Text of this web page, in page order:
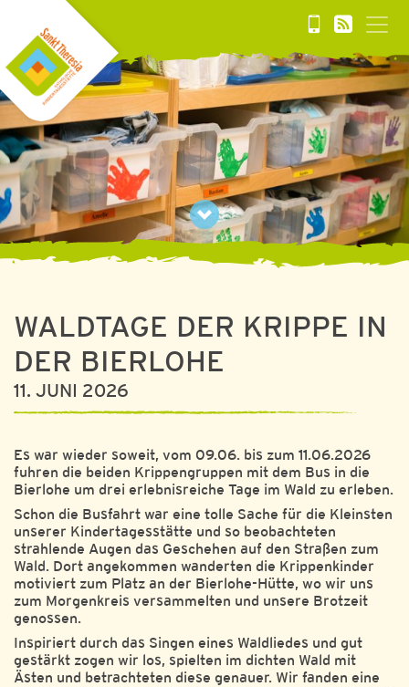
WALDTAGE DER KRIPPE IN
DER BIERLOHE
11. JUNI 2026
Es war wieder soweit, vom 09.06. bis zum 11.06.2026
fuhren die beiden Krippengruppen mit dem Bus in die
Bierlohe um drei erlebnisreiche Tage im Wald zu erleben.
Schon die Busfahrt war eine tolle Sache für die Kleinsten
unserer Kindertagesstätte und so beobachteten
strahlende Augen das Geschehen auf den Straßen zum
Wald. Dort angekommen wanderten die Krippenkinder
motiviert zum Platz an der Bierlohe-Hütte, wo wir uns
zum Morgenkreis versammelten und unsere Brotzeit
genossen.
Inspiriert durch das Singen eines Waldliedes und gut
gestärkt zogen wir los, spielten im dichten Wald mit
Ästen und betrachteten diese genauer. Wir fanden eine